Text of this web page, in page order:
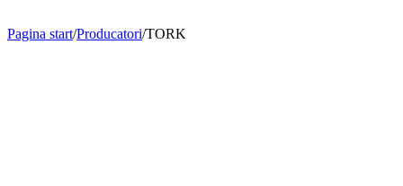
Pagina start/Producatori/TORK